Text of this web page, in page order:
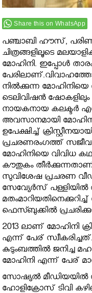
Share this on WhatsApp
പഞ്ചാബി ഹൗസ്,
ചിത്രങ്ങളിലൂടെ
മോഹിനി. ഇപ്പോള്‍
നില്‍ക്കുന്ന
ടെലിവിഷന്‍
നായകനായ കലക്ടര്‍
അവസാനമായി
ഉപേക്ഷിച്ച്
പ്രചരണരംഗത്ത്
മോഹിനിയെ വിവിധ
കൗതുകം തീര്‍ക്കുന്നതാണ്
സുവിശേഷ പ്രചരണ
സേവ്യേര്‍സ് പള്ളിയില്‍
ഫെസ്ബുക്കില്‍
2013 ലാണ് മോഹിനി
എന്ന് പേര്
കുടുംബത്തില്‍ ജനിച്ച
മോഹിനി എന്ന് പേര്
സോഷ്യല്‍ മീഡിയയില്‍
ഹോളിക്രോസ് ടിവി